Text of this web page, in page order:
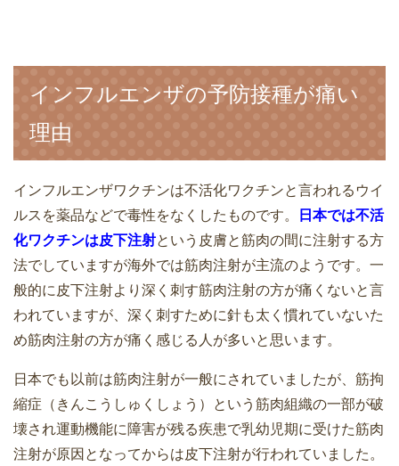
インフルエンザの予防接種が痛い
理由
インフルエンザワクチンは不活化ワクチンと言われるウイ
ルスを薬品などで毒性をなくしたものです。
日本では不活
化ワクチンは皮下注射という皮膚と筋肉の間に注射する方
法でしていますが海外では筋肉注射が主流のようです。一
般的に皮下注射より深く刺す筋肉注射の方が痛くないと言
われていますが、深く刺すために針も太く慣れていないた
め筋肉注射の方が痛く感じる人が多いと思います。
日本でも以前は筋肉注射が一般にされていましたが、筋拘
縮症（きんこうしゅくしょう）という筋肉組織の一部が破
壊され運動機能に障害が残る疾患で乳幼児期に受けた筋肉
注射が原因となってからは皮下注射が行われていました。